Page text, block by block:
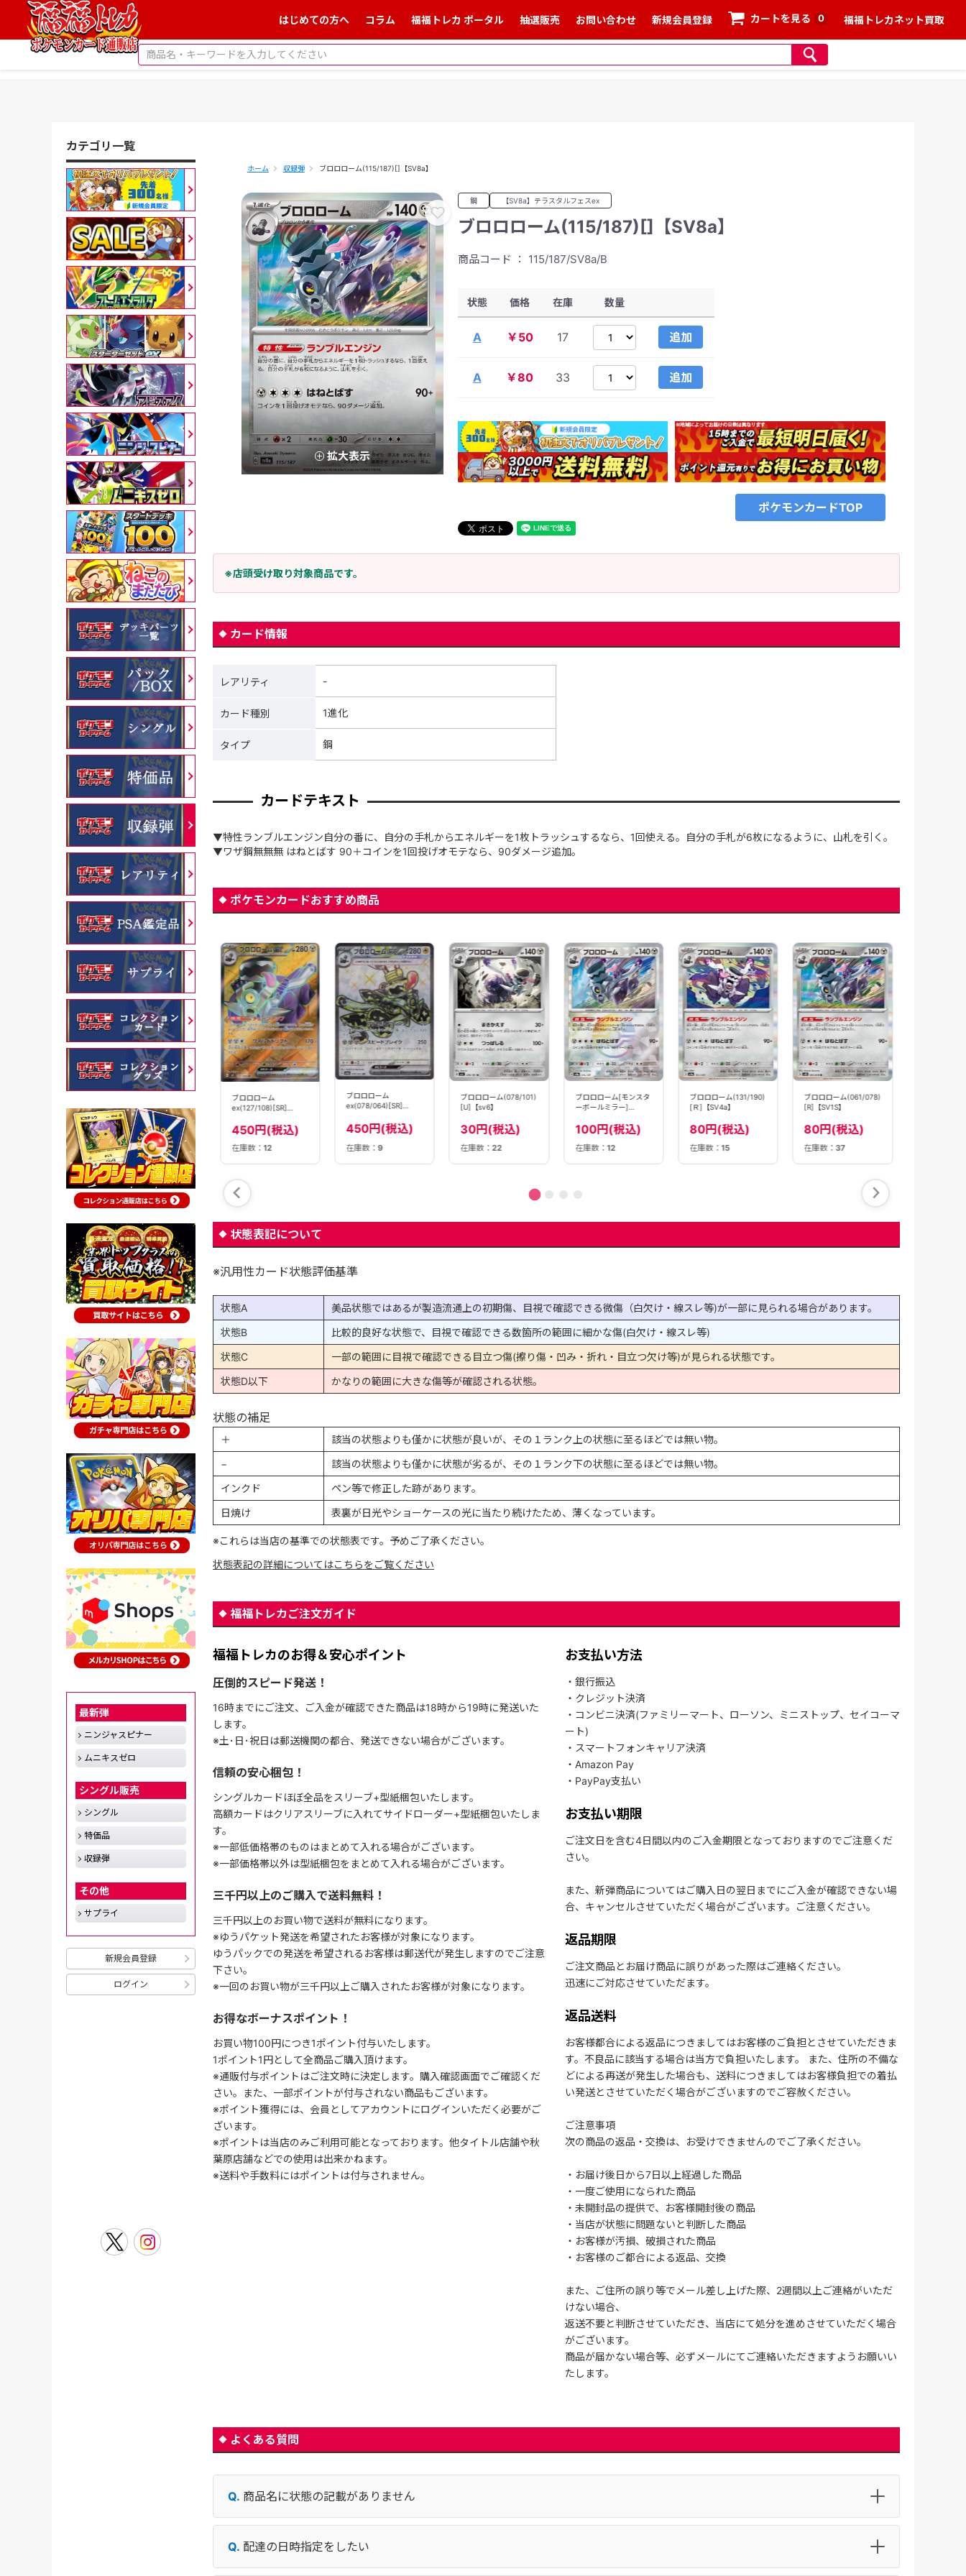
はじめての方へ コラム 福福トレカ ポータル 抽選販売 お問い合わせ 新規会員登録 カートを見る 0 福福トレカネット買取
ホーム 収録弾 ブロロローム(115/187)[]【SV8a】
拡大表示
鋼 【SV8a】テラスタルフェスex
ブロロローム(115/187)[]【SV8a】
商品コード ： 115/187/SV8a/B
状態 価格 在庫 数量
A ￥50 17 追加
A ￥80 33 追加
ポケモンカードTOP
※店頭受け取り対象商品です。
カード情報
レアリティ -
カード種別 1進化
タイプ 鋼
カードテキスト
▼特性ランブルエンジン自分の番に、自分の手札からエネルギーを1枚トラッシュするなら、1回使える。自分の手札が6枚になるように、山札を引く。
▼ワザ鋼無無無 はねとばす 90＋コインを1回投げオモテなら、90ダメージ追加。
ポケモンカードおすすめ商品
180円(税込)
ex(015/064)[RR]
【sv6a】
80円(税込)
在庫数：32
ブロロローム
ex(127/108)[SR]
450円(税込)
在庫数： 12
ブロロローム
ex(078/064)[SR]
450円(税込)
在庫数：9
ブロロローム(078/101)
[U]【sv6】
30円(税込)
在庫数： 22
ブロロローム[モンスタ
ーボールミラー]
100円(税込)
在庫数： 12
ブロロローム(131/190)
[Ｒ]【SV4a】
80円(税込)
在庫数：15
ブロロローム(061/078)
[R]【SV1S】
80円(税込)
在庫数： 37
状態表記について
※汎用性カード状態評価基準
状態A
美品状態ではあるが製造流通上の初期傷、目視で確認できる微傷（白欠け・線スレ等)が一部に見られる場合があります。
状態B
比較的良好な状態で、目視で確認できる数箇所の範囲に細かな傷(白欠け・線スレ等)
状態C
一部の範囲に目視で確認できる目立つ傷(擦り傷・凹み・折れ・目立つ欠け等)が見られる状態です。
状態D以下
かなりの範囲に大きな傷等が確認される状態。
状態の補足
＋
該当の状態よりも僅かに状態が良いが、その１ランク上の状態に至るほどでは無い物。
−
該当の状態よりも僅かに状態が劣るが、その１ランク下の状態に至るほどでは無い物。
インクド
ペン等で修正した跡があります。
日焼け
表裏が日光やショーケースの光に当たり続けたため、薄くなっています。
※これらは当店の基準での状態表です。予めご了承ください。
状態表記の詳細についてはこちらをご覧ください
福福トレカご注文ガイド
福福トレカのお得＆安心ポイント
圧倒的スピード発送！
16時までにご注文、ご入金が確認できた商品は18時から19時に発送いた
します。
※土･日･祝日は郵送機関の都合、発送できない場合がございます。
信頼の安心梱包！
シングルカードほぼ全品をスリーブ+型紙梱包いたします。
高額カードはクリアスリーブに入れてサイドローダー+型紙梱包いたしま
す。
※一部低価格帯のものはまとめて入れる場合がございます。
※一部価格帯以外は型紙梱包をまとめて入れる場合がございます。
三千円以上のご購入で送料無料！
三千円以上のお買い物で送料が無料になります。
※ゆうパケット発送を希望されたお客様が対象になります。
ゆうパックでの発送を希望されるお客様は郵送代が発生しますのでご注意
下さい。
※一回のお買い物が三千円以上ご購入されたお客様が対象になります。
お得なボーナスポイント！
お買い物100円につき1ポイント付与いたします。
1ポイント1円として全商品ご購入頂けます。
※通販付与ポイントはご注文時に決定します。購入確認画面でご確認くだ
さい。また、一部ポイントが付与されない商品もございます。
※ポイント獲得には、会員としてアカウントにログインいただく必要がご
ざいます。
※ポイントは当店のみご利用可能となっております。他タイトル店舗や秋
葉原店舗などでの使用は出来かねます。
※送料や手数料にはポイントは付与されません。
お支払い方法
・銀行振込
・クレジット決済
・コンビニ決済(ファミリーマート、ローソン、ミニストップ、セイコーマ
ート)
・スマートフォンキャリア決済
・Amazon Pay
・PayPay支払い
お支払い期限
ご注文日を含む4日間以内のご入金期限となっておりますのでご注意くだ
さい。
また、新弾商品についてはご購入日の翌日までにご入金が確認できない場
合、キャンセルさせていただく場合がございます。ご注意ください。
返品期限
ご注文商品とお届け商品に誤りがあった際はご連絡ください。
迅速にご対応させていただます。
返品送料
お客様都合による返品につきましてはお客様のご負担とさせていただきま
す。不良品に該当する場合は当方で負担いたします。 また、住所の不備な
どによる再送が発生した場合も、送料につきましてはお客様負担での着払
い発送とさせていただく場合がございますのでご容赦ください。
ご注意事項
次の商品の返品・交換は、お受けできませんのでご了承ください。
・お届け後日から7日以上経過した商品
・一度ご使用になられた商品
・未開封品の提供で、お客様開封後の商品
・当店が状態に問題ないと判断した商品
・お客様が汚損、破損された商品
・お客様のご都合による返品、交換
また、ご住所の誤り等でメール差し上げた際、2週間以上ご連絡がいただ
けない場合、
返送不要と判断させていただき、当店にて処分を進めさせていただく場合
がございます。
商品が届かない場合等、必ずメールにてご連絡いただきますようお願いい
たします。
よくある質問
商品名に状態の記載がありません
配達の日時指定をしたい
カテゴリ一覧
最新弾
ニンジャスピナー
ムニキスゼロ
シングル販売
シングル
特価品
収録弾
その他
サプライ
新規会員登録
ログイン